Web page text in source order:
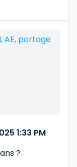
AE, portage
1:33 PM
?